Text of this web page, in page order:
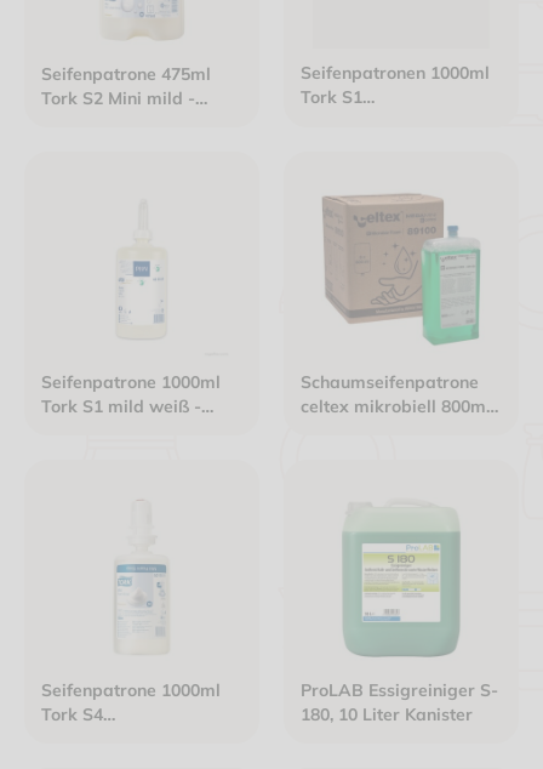
Seifenpatrone 475ml
Tork S2 Mini mild -
Seifenpatronen 1000ml
Tork S1
Seifenpatrone 1000ml
Tork S1 mild weiß -
Schaumseifenpatrone
celtex mikrobiell 800ml
Seifenpatrone 1000ml
Tork S4
ProLAB Essigreiniger S-
180, 10 Liter Kanister